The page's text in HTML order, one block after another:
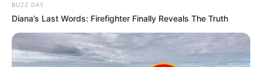
BUZZ DAY
Diana’s Last Words: Firefighter Finally Reveals The Truth